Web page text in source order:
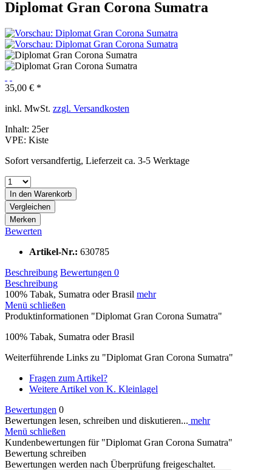
Diplomat Gran Corona Sumatra
35,00 € *
inkl. MwSt. zzgl. Versandkosten
Inhalt: 25er
VPE: Kiste
Sofort versandfertig, Lieferzeit ca. 3-5 Werktage
In den Warenkorb
Vergleichen
Merken
Bewerten
Artikel-Nr.: 630785
Beschreibung Bewertungen 0
Beschreibung
100% Tabak, Sumatra oder Brasil mehr
Menü schließen
Produktinformationen "Diplomat Gran Corona Sumatra"
100% Tabak, Sumatra oder Brasil
Weiterführende Links zu "Diplomat Gran Corona Sumatra"
Fragen zum Artikel?
Weitere Artikel von K. Kleinlagel
Bewertungen 0
Bewertungen lesen, schreiben und diskutieren... mehr
Menü schließen
Kundenbewertungen für "Diplomat Gran Corona Sumatra"
Bewertung schreiben
Bewertungen werden nach Überprüfung freigeschaltet.